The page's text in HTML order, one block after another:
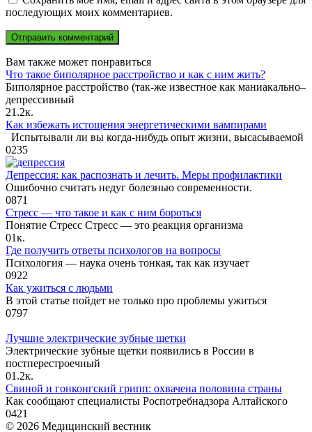
последующих моих комментариев.
Вам также может понравиться
Что такое биполярное расстройство и как с ним жить?
Биполярное расстройство (так-же известное как маниакально–
депрессивный
21.2к.
Как избежать истощения энергетическими вампирами
Испытывали ли вы когда-нибудь опыт жизни, высасываемой
0235
Депрессия: как распознать и лечить. Меры профилактики
Ошибочно считать недуг болезнью современности.
0871
Стресс — что такое и как с ним бороться
Понятие Стресс Стресс — это реакция организма
01к.
Где получить ответы психологов на вопросы
Психология — наука очень тонкая, так как изучает
0922
Как ужиться с людьми
В этой статье пойдет не только про проблемы ужиться
0797
Лучшие электрические зубные щетки
Электрические зубные щетки появились в России в
постперестроечный
01.2к.
Свиной и гонконгский грипп: охвачена половина страны
Как сообщают специалисты Роспотребнадзора Алтайского
0421
© 2026 Медицинский вестник